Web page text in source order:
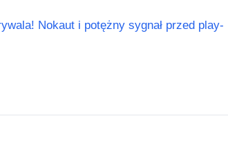
Nokaut i potężny sygnał przed play-